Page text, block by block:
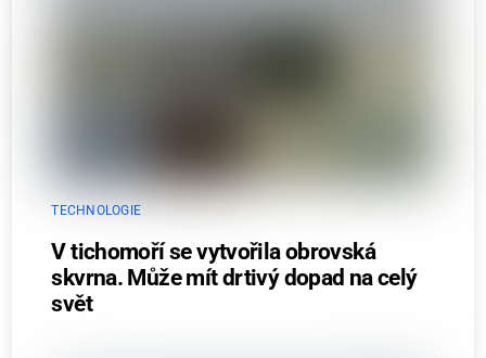
TECHNOLOGIE
V tichomoří se vytvořila obrovská
skvrna. Může mít drtivý dopad na celý
svět